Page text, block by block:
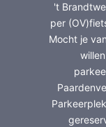
't
per
Mocht je